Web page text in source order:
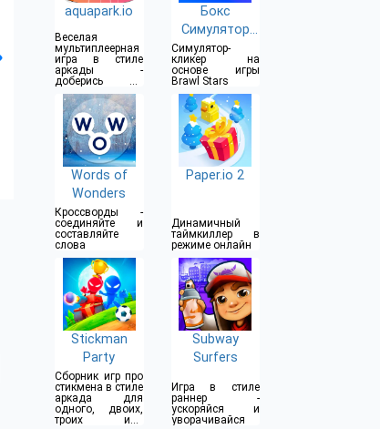
aquapark.io
Веселая
мультиплеерная
игра в стиле
аркады -
доберись до
конца водной
горки
Бокс
Симулятор
для Brawl
Stars
Симулятор-
кликер на
основе игры
Brawl Stars
Words of
Wonders
Кроссворды -
соединяйте и
составляйте
слова
Paper.io 2
Динамичный
таймкиллер в
режиме онлайн
Stickman
Party
Сборник игр про
стикмена в стиле
аркада для
одного, двоих,
троих или
Subway
Surfers
Игра в стиле
раннер -
ускоряйся и
уворачивайся